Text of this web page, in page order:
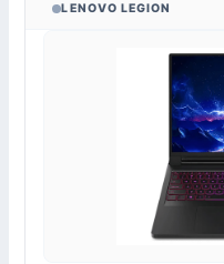
LENOVO LEGION